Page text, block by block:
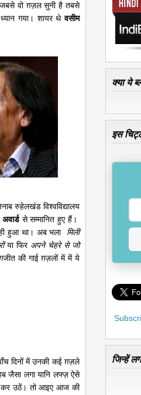
वो ग़ज़ल सुनी है तबसे
गया। शायर थेवसीम
रुहेलखंड विश्वविद्यालय
से सम्मानित हुए हैं।
हुआ था। अब भला
मिली
या फिर अपने चेहरे से जो
की गाई ग़ज़लों में में ये
दिनों में उनकी कई ग़ज़ले
जैसा लगा यानि लफ्ज़ ऐसे
कर उठें। तो आइए आज की
क्या ये
इस
जिन्हें